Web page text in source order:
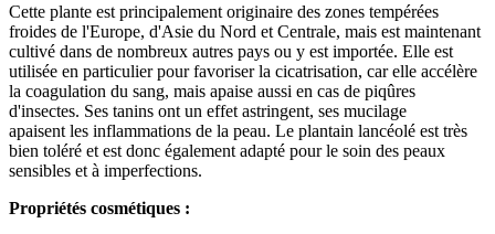
Cette plante est principalement originaire des zones tempérées
froides de l'Europe, d'Asie du Nord et Centrale, mais est maintenant
cultivé dans de nombreux autres pays ou y est importée. Elle est
utilisée en particulier pour favoriser la cicatrisation, car elle accélère
la coagulation du sang, mais apaise aussi en cas de piqûres
d'insectes. Ses tanins ont un effet astringent, ses mucilage
apaisent les inflammations de la peau. Le plantain lancéolé est très
bien toléré et est donc également adapté pour le soin des peaux
sensibles et à imperfections.
Propriétés cosmétiques :